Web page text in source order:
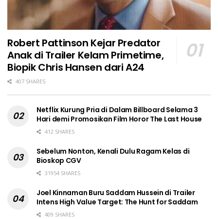
Robert Pattinson Kejar Predator
Anak di Trailer Kelam Primetime,
Biopik Chris Hansen dari A24
407 SHARES
Netflix Kurung Pria di Dalam Billboard Selama 3
Hari demi Promosikan Film Horor The Last House
412 SHARES
Sebelum Nonton, Kenali Dulu Ragam Kelas di
Bioskop CGV
31954 SHARES
Joel Kinnaman Buru Saddam Hussein di Trailer
Intens High Value Target: The Hunt for Saddam
409 SHARES